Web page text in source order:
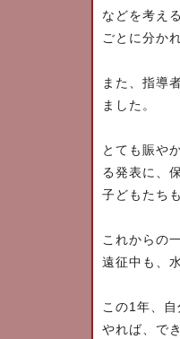
などを考え
ごとに分か
また、指導
ました。
とても賑や
る発表に、
子どもたち
これからの
遠征中も、
この1 年、自
やれば、で